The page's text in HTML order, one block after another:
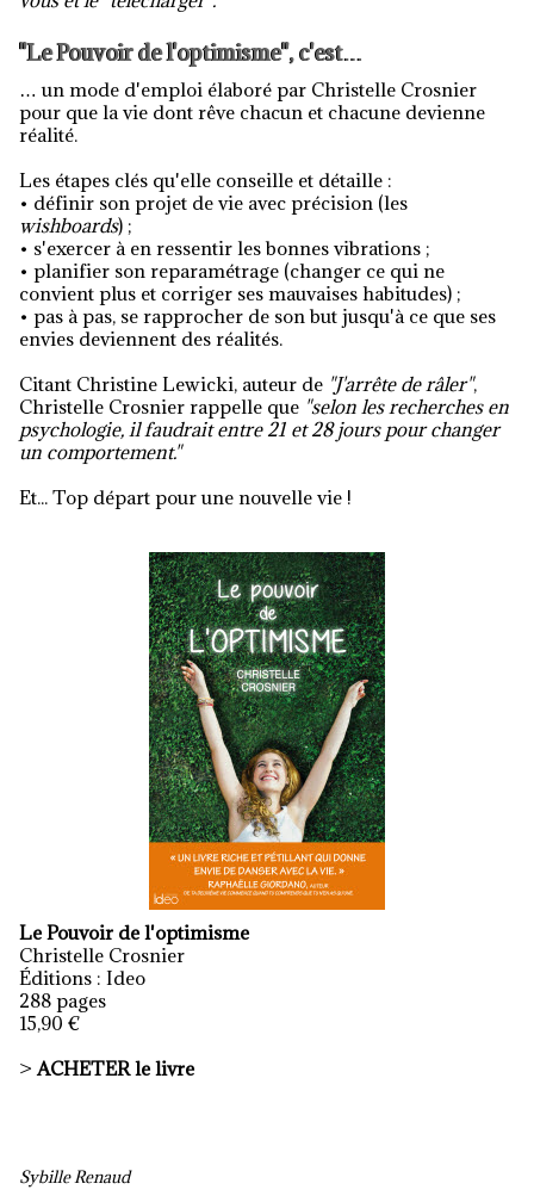
"Le Pouvoir de l'optimisme", c'est…
… un mode d'emploi élaboré par Christelle Crosnier
pour que la vie dont rêve chacun et chacune devienne
réalité.
Les étapes clés qu'elle conseille et détaille :
• définir son projet de vie avec précision (les
wishboards) ;
• s'exercer à en ressentir les bonnes vibrations ;
• planifier son reparamétrage (changer ce qui ne
convient plus et corriger ses mauvaises habitudes) ;
• pas à pas, se rapprocher de son but jusqu'à ce que ses
envies deviennent des réalités.
Citant Christine Lewicki, auteur de "J'arrête de râler",
Christelle Crosnier rappelle que "selon les recherches en
psychologie, il faudrait entre 21 et 28 jours pour changer
un comportement."
Et... Top départ pour une nouvelle vie !
Le Pouvoir de l'optimisme
Christelle Crosnier
Éditions : Ideo
288 pages
15,90 €
>ACHETER le livre
Sybille Renaud